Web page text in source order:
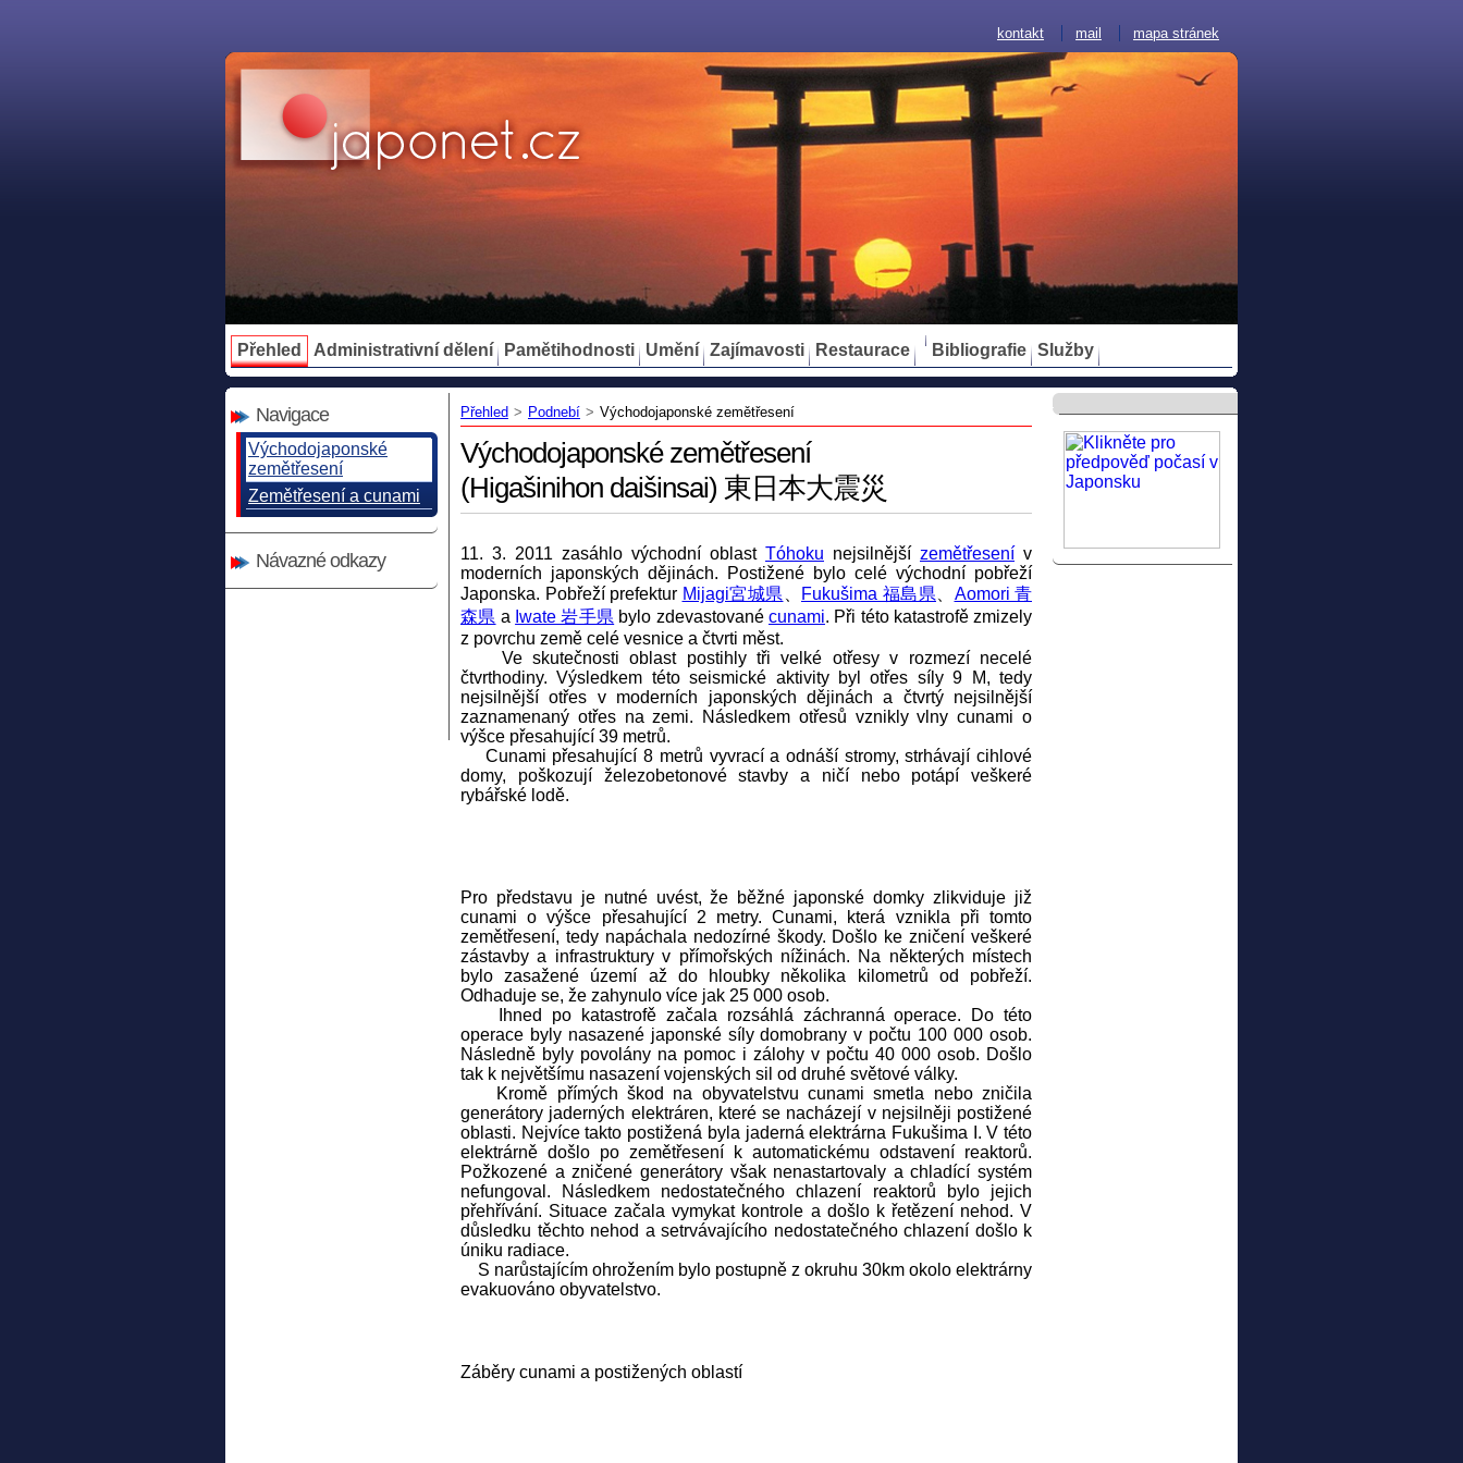
kontakt mail mapa stránek
Přehled Administrativní dělení Pamětihodnosti Umění Zajímavosti Restaurace Bibliografie Služby
Navigace
Východojaponské
zemětřesení
Zemětřesení a cunami
Návazné odkazy
Přehled > Podnebí > Východojaponské zemětřesení
Východojaponské zemětřesení
(Higašinihon daišinsai) 東日本大震災
11. 3. 2011 zasáhlo východní oblast Tóhoku nejsilnější zemětřesení v
moderních japonských dějinách. Postižené bylo celé východní pobřeží
Japonska. Pobřeží prefektur Mijagi宮城県 Fukušima 福島県
Aomori 青
森県 a Iwate 岩手県 bylo zdevastované cunami. Při této katastrofě zmizely
z povrchu země celé vesnice a čtvrti měst.
Ve skutečnosti oblast postihly tři velké otřesy v rozmezí necelé
čtvrthodiny. Výsledkem této seismické aktivity byl otřes síly 9 M, tedy
nejsilnější otřes v moderních japonských dějinách a čtvrtý nejsilnější
zaznamenaný otřes na zemi. Následkem otřesů vznikly vlny cunami o
výšce přesahující 39 metrů.
Cunami přesahující 8 metrů vyvrací a odnáší stromy, strhávají cihlové
domy, poškozují železobetonové stavby a ničí nebo potápí veškeré
rybářské lodě.
Pro představu je nutné uvést, že běžné japonské domky zlikviduje již
cunami o výšce přesahující 2 metry. Cunami, která vznikla při tomto
zemětřesení, tedy napáchala nedozírné škody. Došlo ke zničení veškeré
zástavby a infrastruktury v přímořských nížinách. Na některých místech
bylo zasažené území až do hloubky několika kilometrů od pobřeží.
Odhaduje se, že zahynulo více jak 25 000 osob.
Ihned po katastrofě začala rozsáhlá záchranná operace. Do této
operace byly nasazené japonské síly domobrany v počtu 100 000 osob.
Následně byly povolány na pomoc i zálohy v počtu 40 000 osob. Došlo
tak k největšímu nasazení vojenských sil od druhé světové války.
Kromě přímých škod na obyvatelstvu cunami smetla nebo zničila
generátory jaderných elektráren, které se nacházejí v nejsilněji postižené
oblasti. Nejvíce takto postižená byla jaderná elektrárna Fukušima I. V této
elektrárně došlo po zemětřesení k automatickému odstavení reaktorů.
Požkozené a zničené generátory však nenastartovaly a chladící systém
nefungoval. Následkem nedostatečného chlazení reaktorů bylo jejich
přehřívání. Situace začala vymykat kontrole a došlo k řetězení nehod. V
důsledku těchto nehod a setrvávajícího nedostatečného chlazení došlo k
úniku radiace.
S narůstajícím ohrožením bylo postupně z okruhu 30km okolo elektrárny
evakuováno obyvatelstvo.
Záběry cunami a postižených oblastí